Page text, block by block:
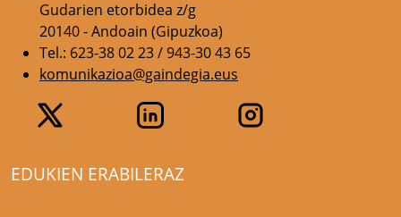
Gudarien etorbidea z/g
20140 - Andoain (Gipuzkoa)
Tel.: 623-38 02 23 / 943-30 43 65
komunikazioa@gaindegia.eus
EDUKIEN ERABILERAZ